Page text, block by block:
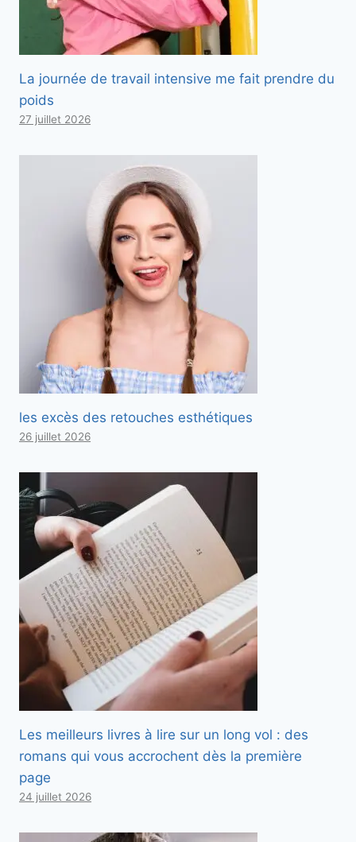
La journée de travail intensive me fait prendre du
poids
27 juillet 2026
les excès des retouches esthétiques
26 juillet 2026
Les meilleurs livres à lire sur un long vol : des
romans qui vous accrochent dès la première
page
24 juillet 2026